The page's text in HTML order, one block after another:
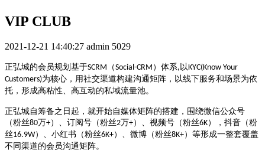
VIP CLUB
2021-12-21 14:40:27 admin 5029
正弘城的会员规划基于SCRM （Social-CRM ）体系, 以 KYC(Know Your
Customers)为核心，用社交渠道构建沟通矩阵，以线下服务和场景为依
托，形成高粘性、高互动的私域流量池。
正弘城自筹备之日起，就开始自媒体矩阵的搭建，围绕微信公众号
（粉丝80万+）、订阅号（粉丝2万+）、视频号（粉丝6K），抖音（粉
丝16.9W）、小红书（粉丝6K+）、微博（粉丝8K+）等形成一整套覆盖
不同渠道的会员沟通矩阵。